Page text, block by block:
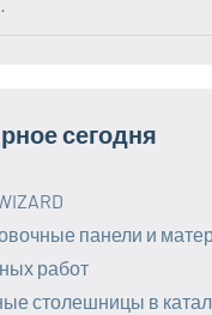
сегодня
панели и
работ
столешницы в